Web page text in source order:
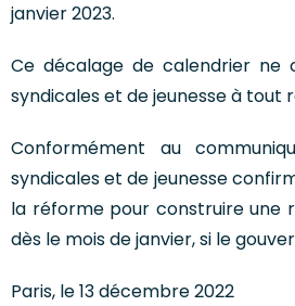
janvier 2023.
Ce décalage de calendrier ne
syndicales et de jeunesse à tout
Conformément au
syndicales et de jeunesse
la réforme pour construire une
dès le mois de janvier, si le
Paris, le 13 décembre 2022